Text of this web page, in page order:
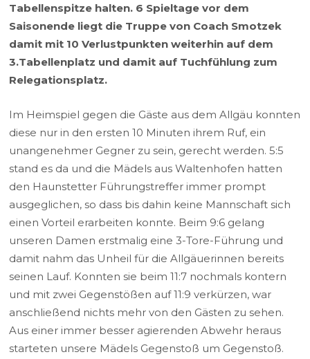
Tabellenspitze halten. 6 Spieltage vor dem
Saisonende liegt die Truppe von Coach Smotzek
damit mit 10 Verlustpunkten weiterhin auf dem
3.Tabellenplatz und damit auf Tuchfühlung zum
Relegationsplatz.
Im Heimspiel gegen die Gäste aus dem Allgäu konnten
diese nur in den ersten 10 Minuten ihrem Ruf, ein
unangenehmer Gegner zu sein, gerecht werden. 5:5
stand es da und die Mädels aus Waltenhofen hatten
den Haunstetter Führungstreffer immer prompt
ausgeglichen, so dass bis dahin keine Mannschaft sich
einen Vorteil erarbeiten konnte. Beim 9:6 gelang
unseren Damen erstmalig eine 3-Tore-Führung und
damit nahm das Unheil für die Allgäuerinnen bereits
seinen Lauf. Konnten sie beim 11:7 nochmals kontern
und mit zwei Gegenstößen auf 11:9 verkürzen, war
anschließend nichts mehr von den Gästen zu sehen.
Aus einer immer besser agierenden Abwehr heraus
starteten unsere Mädels Gegenstoß um Gegenstoß.